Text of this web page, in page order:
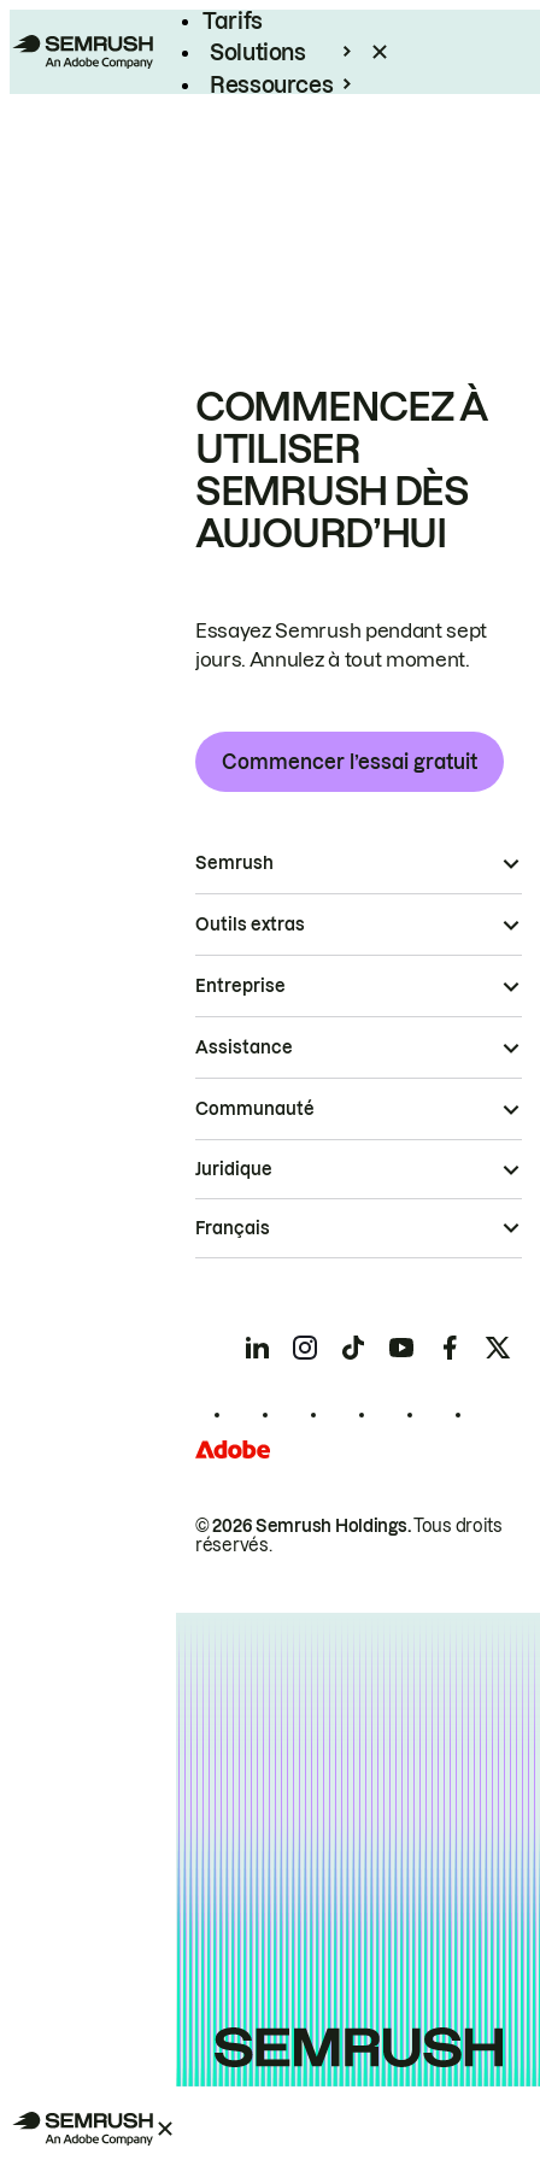
Tarifs
Solutions
Ressources
COMMENCEZ À
UTILISER
SEMRUSH DÈS
AUJOURD’HUI
Essayez Semrush pendant sept
jours. Annulez à tout moment.
Commencer l’essai gratuit
Semrush
Outils extras
Entreprise
Assistance
Communauté
© 2026 Semrush Holdings.Tous droits
réservés.
Juridique
Français